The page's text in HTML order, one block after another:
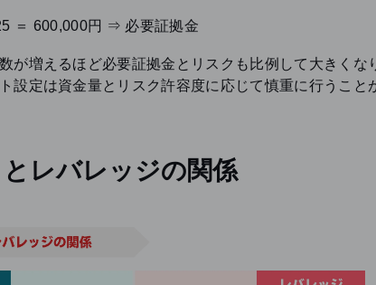
＝ 600,000円 ⇒ 必要証拠金
が増えるほど必要証拠金とリスクも比例して大きくな
設定は資金量とリスク許容度に応じて慎重に行うこと
レバレッジの関係